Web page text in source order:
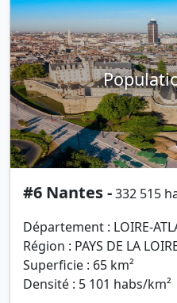
#6 Nantes -332 515
Département : LOIRE-
Région : PAYS DE LA
Superficie : 65 km²
Densité : 5 101 habs/km²